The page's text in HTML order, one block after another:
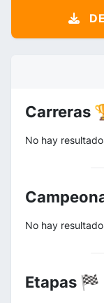
Carreras
No hay
No hay
Etapas 🏁